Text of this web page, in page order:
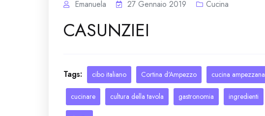
Emanuela 27 Gennaio 2019 Cucina
CASUNZIEI
Tags: cibo italiano Cortina d'Ampezzo cucina ampezzana
cucinare cultura della tavola gastronomia ingredienti